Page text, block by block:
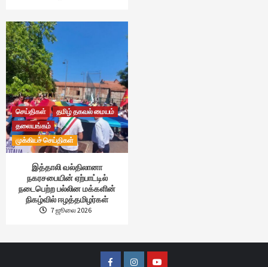
செய்திகள்
தமிழ் தகவல் மையம்
தலையங்கம்
முக்கியச் செய்திகள்
இத்தாலி வல்திலானா
நகரசபையின் ஏற்பாட்டில்
நடைபெற்ற பல்லின மக்களின்
நிகழ்வில் ஈழத்தமிழர்கள்
7 ஜூலை 2026
FacebookInstagramYoutube